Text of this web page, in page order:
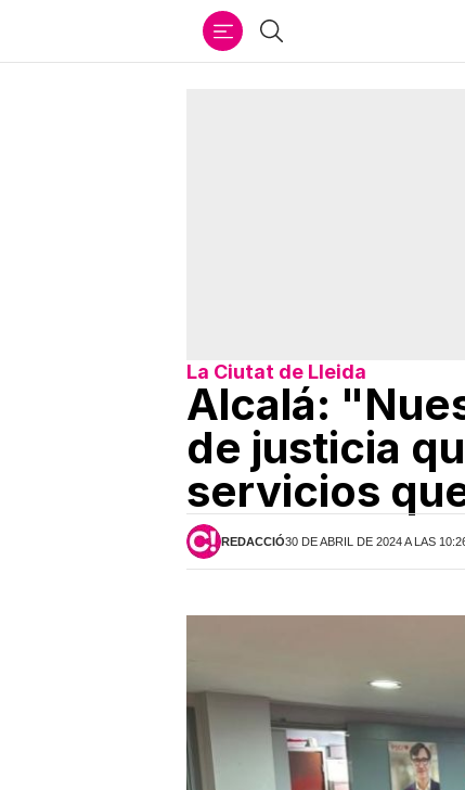
Buscar
La Ciutat de Lleida
Alcalá:
de justicia
servicios
REDACCIÓ30 DE ABRIL DE 2024 A LAS